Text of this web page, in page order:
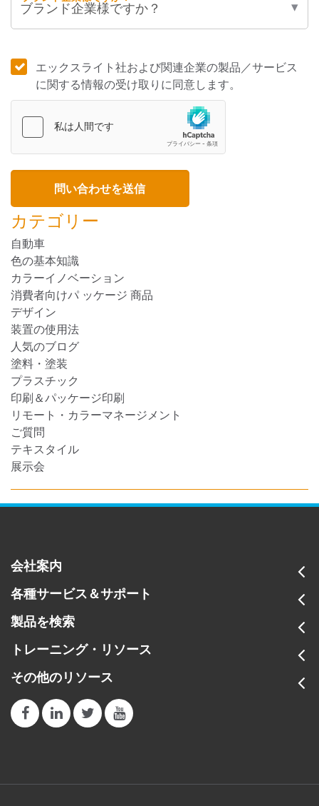
エックスライト社および関連企業の製品／サービス
に関する情報の受け取りに同意します。
カテゴリー
自動車
色の基本知識
カラーイノベーション
消費者向けパ ッケージ 商品
デザイン
装置の使用法
人気のブログ
塗料・塗装
プラスチック
印刷＆パッケージ印刷
リモート・カラーマネージメント
ご質問
テキスタイル
展示会
会社案内
各種サービス＆サポート
製品を検索
トレーニング・リソース
その他のリソース